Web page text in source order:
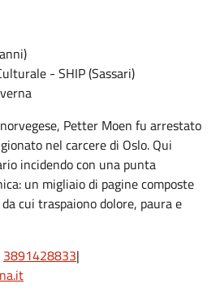
- SHIP (Sassari)
Petter Moen fu arrestato
nel carcere di Oslo. Qui
incidendo con una punta
un migliaio di pagine composte
cui traspaiono dolore, paura e
3891428833|